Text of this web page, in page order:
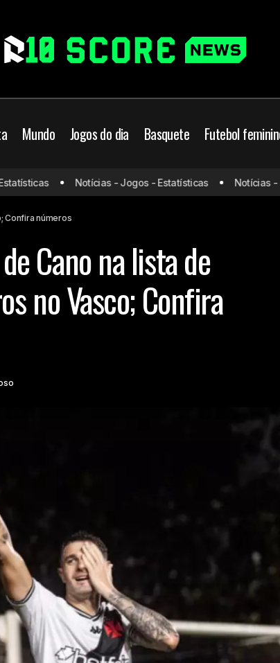
Mundo Jogos do dia Basquete Futebol
de Cano na lista de artilheiros estrangeiros no
Notícias - Jogos - Estatísticas Notícias -
Confira números
Cano na lista de
no Vasco; Confira